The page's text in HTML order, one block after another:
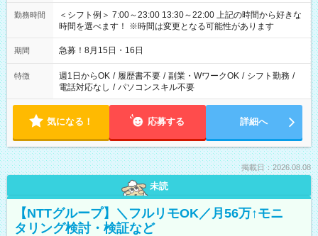
勤務時間
＜シフト例＞ 7:00～23:00 13:30～22:00 上記の時間から好きな
時間を選べます！ ※時間は変更となる可能性があります
期間 急募！8月15日・16日
特徴 週1日からOK / 履歴書不要 / 副業・WワークOK / シフト勤務 /
電話対応なし / パソコンスキル不要
気になる！ 応募する 詳細へ
掲載日：2026.08.08
未読
【NTTグループ】＼フルリモOK／月56万↑モニ
タリング検討・検証など